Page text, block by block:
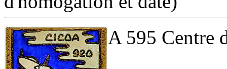
A 595 Centre